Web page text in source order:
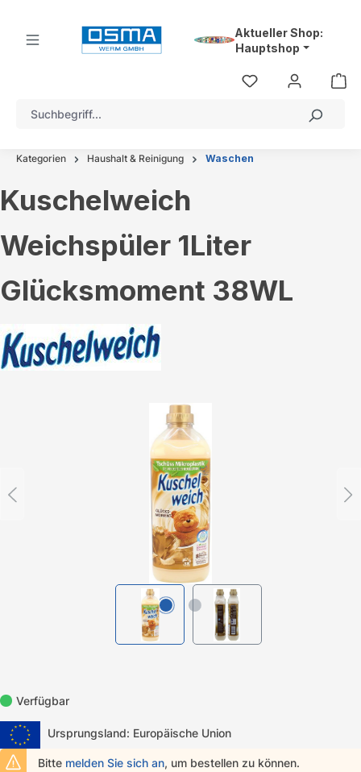
Aktueller Shop:
Hauptshop
Kategorien Haushalt & Reinigung Waschen
Kuschelweich
Weichspüler 1Liter
Glücksmoment 38WL
Verfügbar
Ursprungsland: Europäische Union
Bitte melden Sie sich an, um bestellen zu können.